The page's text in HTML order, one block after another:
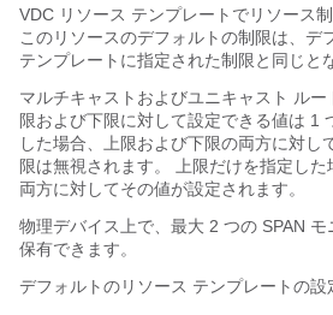
VDC リソース テンプレートでリソース
このリソースのデフォルトの制限は、デ
テンプレートに指定された制限と同じと
マルチキャストおよびユニキャスト ル
限および下限に対して設定できる値は 1
した場合、上限および下限の両方に対し
限は無視されます。 上限だけを指定し
両方に対してその値が設定されます。
物理デバイス上で、最大 2 つの SPAN
保有できます。
デフォルトのリソース テンプレートの設